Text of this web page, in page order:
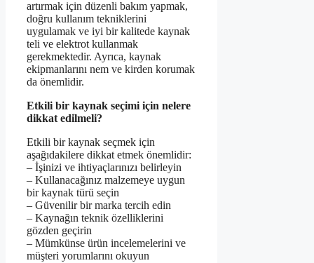
artırmak için düzenli bakım yapmak,
doğru kullanım tekniklerini
uygulamak ve iyi bir kalitede kaynak
teli ve elektrot kullanmak
gerekmektedir. Ayrıca, kaynak
ekipmanlarını nem ve kirden korumak
da önemlidir.
Etkili bir kaynak seçimi için nelere
dikkat edilmeli?
Etkili bir kaynak seçmek için
aşağıdakilere dikkat etmek önemlidir:
– İşinizi ve ihtiyaçlarınızı belirleyin
– Kullanacağınız malzemeye uygun
bir kaynak türü seçin
– Güvenilir bir marka tercih edin
– Kaynağın teknik özelliklerini
gözden geçirin
– Mümkünse ürün incelemelerini ve
müşteri yorumlarını okuyun